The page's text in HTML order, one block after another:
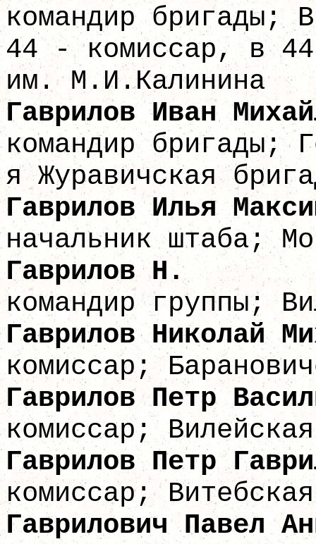
командир бригады;
44 - комиссар, в
им. М.И.Калинина
Гаврилов
командир бригады;
я Журавичская
Гаврилов
начальник штаба;
командир группы;
Гаврилов
комиссар;
Гаврилов
комиссар;
Гаврилов
комиссар;
Гаврилович